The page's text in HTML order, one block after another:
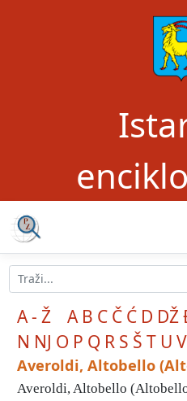
A - Ž A B C Č Ć D DŽ
N NJ O P Q R S Š T U V
Averoldi, Altobello
Averoldi, Altobello